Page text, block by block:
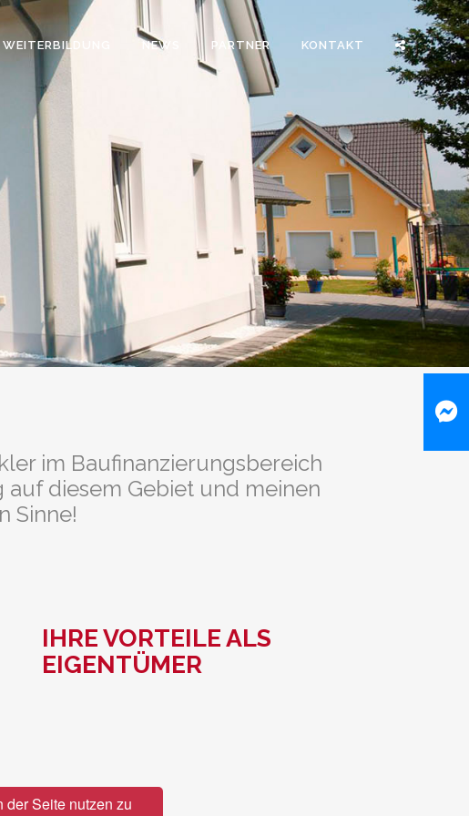
WEITERBILDUNG NEWS PARTNER KONTAKT
im Baufinanzierungsbereich
diesem Gebiet und meinen
Sinne!
IHRE VORTEILE ALS
EIGENTÜMER
Seite nutzen zu